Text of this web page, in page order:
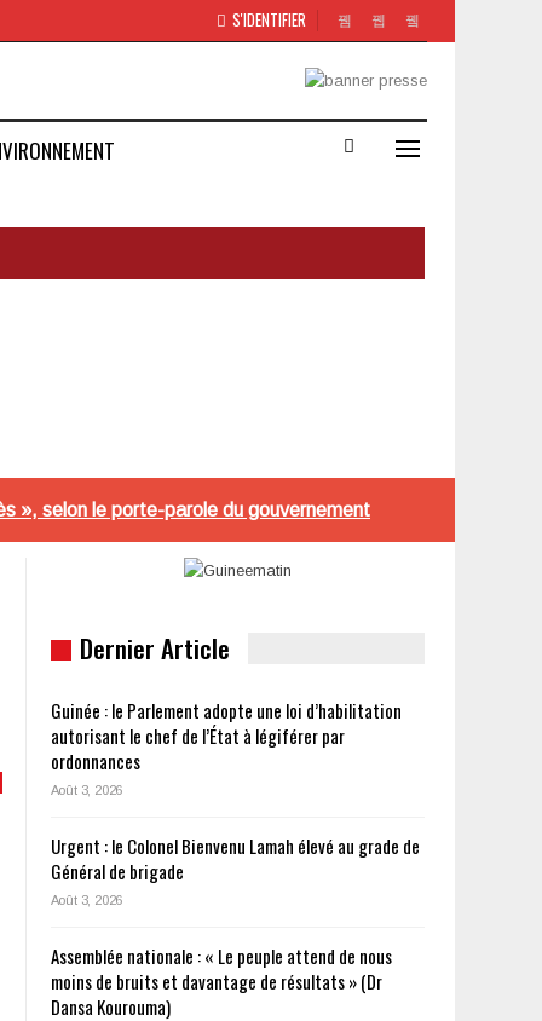
S'IDENTIFIER
», selon le porte-parole du gouvernement
Dernier Article
Guinée : le Parlement adopte une loi d’habilitation
autorisant le chef de l’État à légiférer par
ordonnances
Août 3, 2026
Urgent : le Colonel Bienvenu Lamah élevé au grade de
Général de brigade
Août 3, 2026
Assemblée nationale : « Le peuple attend de nous
moins de bruits et davantage de résultats » (Dr
Dansa Kourouma)